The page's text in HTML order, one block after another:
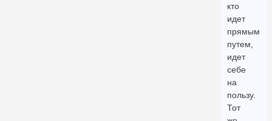
кто
идет
прямым
путем,
идет
себе
на
пользу.
Тот